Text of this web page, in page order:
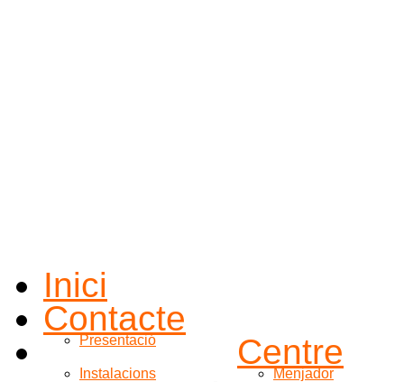
Inici
Contacte
Centre
Presentació
Instalacions Menjador